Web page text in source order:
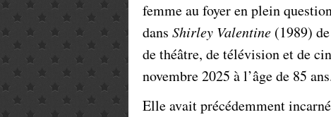
femme au foyer en plein
dans Shirley Valentine (1989) de
de théâtre, de télévision et de
novembre 2025 à l’âge de 85
Elle avait précédemment